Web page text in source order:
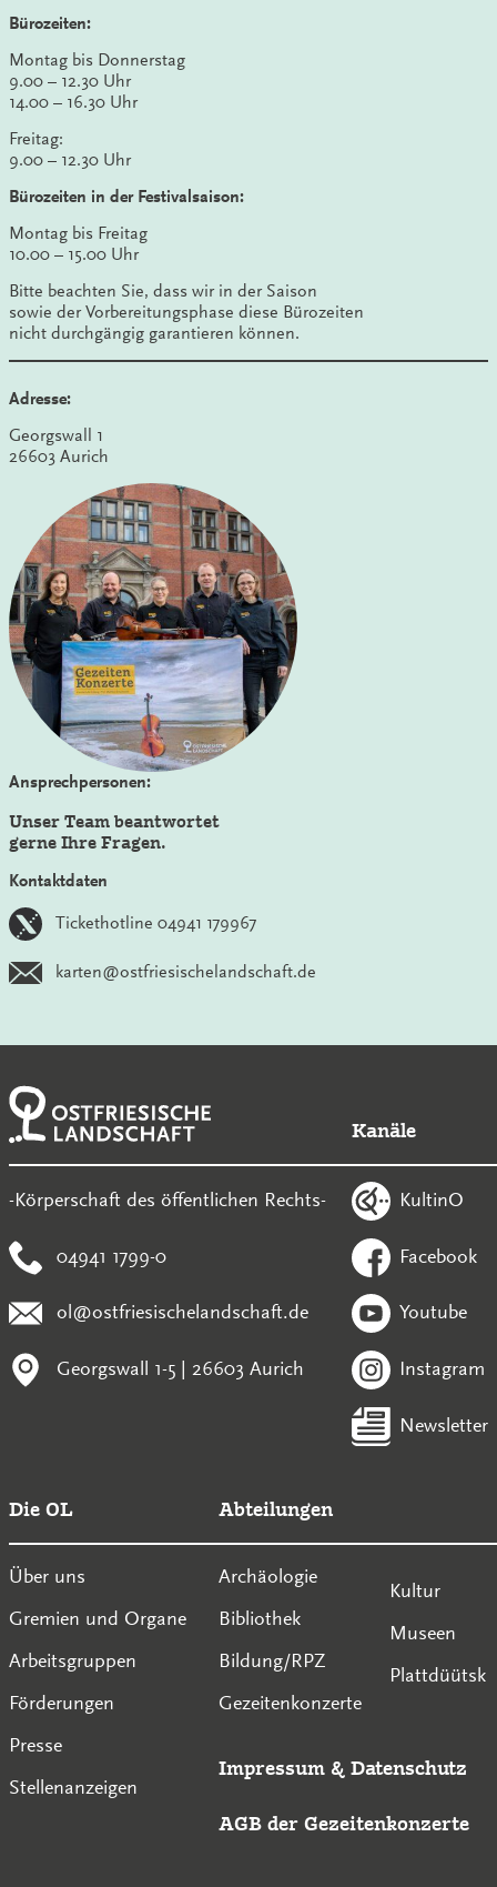
Bürozeiten:
Montag bis Donnerstag
9.00 – 12.30 Uhr
14.00 – 16.30 Uhr
Freitag:
9.00 – 12.30 Uhr
Bürozeiten in der Festivalsaison:
Montag bis Freitag
10.00 – 15.00 Uhr
Bitte beachten Sie, dass wir in der Saison
sowie der Vorbereitungsphase diese Bürozeiten
nicht durchgängig garantieren können.
Adresse:
Georgswall 1
26603 Aurich
Ansprechpersonen:
Unser Team beantwortet
gerne Ihre Fragen.
Kontaktdaten
Tickethotline 04941 179967
karten@ostfriesischelandschaft.de
-Körperschaft des öffentlichen Rechts-
04941 1799-0
ol@ostfriesischelandschaft.de
Georgswall 1-5 | 26603 Aurich
Kanäle
KultinO
Facebook
Youtube
Instagram
Newsletter
Die OL
Über uns
Gremien und Organe
Arbeitsgruppen
Förderungen
Presse
Stellenanzeigen
Abteilungen
Archäologie
Bibliothek
Bildung/RPZ
Gezeitenkonzerte
Kultur
Museen
Plattdüütsk
Impressum & Datenschutz
AGB der Gezeitenkonzerte